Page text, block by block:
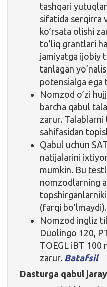
tashqari
sifatida serqirra
ko’rsata olishi
to’liq grantlari
jamiyatga ijobiy
tanlagan
potensialga ega
Nomzod o’zi
barcha qabul
zarur.
sahifasidan
Qabul uchun
natijalarini
mumkin. Bu
nomzodlarning
(farqi bo’lmaydi).
Nomzod ingliz
Duolingo 120,
TOEGL iBT 100
zarur. Batafsil
Dasturga qabul